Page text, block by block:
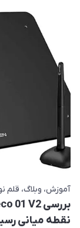
آموزش وبلاگ قلم
نقطه میانی